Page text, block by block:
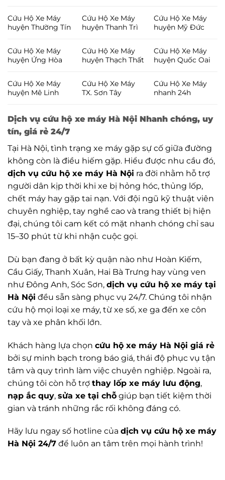
Cứu Hộ Xe Máy
huyện Thường Tín
Cứu Hộ Xe Máy
huyện Thanh Trì
Cứu Hộ Xe Máy
huyện Mỹ Đức
Cứu Hộ Xe Máy
huyện Ứng Hòa
Cứu Hộ Xe Máy
huyện Thạch Thất
Cứu Hộ Xe Máy
huyện Quốc Oai
Cứu Hộ Xe Máy
huyện Mê Linh
Cứu Hộ Xe Máy
TX. Sơn Tây
Cứu Hộ Xe Máy
nhanh 24h
Dịch vụ cứu hộ xe máy Hà Nội Nhanh chóng, uy
tín, giá rẻ 24/7
Tại Hà Nội, tình trạng xe máy gặp sự cố giữa đường
không còn là điều hiếm gặp. Hiểu được nhu cầu đó,
dịch vụ cứu hộ xe máy Hà Nội ra đời nhằm hỗ trợ
người dân kịp thời khi xe bị hỏng hóc, thủng lốp,
chết máy hay gặp tai nạn. Với đội ngũ kỹ thuật viên
chuyên nghiệp, tay nghề cao và trang thiết bị hiện
đại, chúng tôi cam kết có mặt nhanh chóng chỉ sau
15–30 phút từ khi nhận cuộc gọi.
Dù bạn đang ở bất kỳ quận nào như Hoàn Kiếm,
Cầu Giấy, Thanh Xuân, Hai Bà Trưng hay vùng ven
như Đông Anh, Sóc Sơn, dịch vụ cứu hộ xe máy tại
Hà Nội đều sẵn sàng phục vụ 24/7. Chúng tôi nhận
cứu hộ mọi loại xe máy, từ xe số, xe ga đến xe côn
tay và xe phân khối lớn.
Khách hàng lựa chọn cứu hộ xe máy Hà Nội giá rẻ
bởi sự minh bạch trong báo giá, thái độ phục vụ tận
tâm và quy trình làm việc chuyên nghiệp. Ngoài ra,
chúng tôi còn hỗ trợ thay lốp xe máy lưu động,
nạp ắc quy, sửa xe tại chỗ giúp bạn tiết kiệm thời
gian và tránh những rắc rối không đáng có.
Hãy lưu ngay số hotline của dịch vụ cứu hộ xe máy
Hà Nội 24/7 để luôn an tâm trên mọi hành trình!